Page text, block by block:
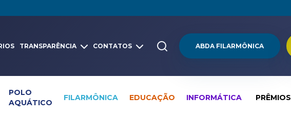
TRANSPARÊNCIA CONTATOS ABDA FILARMÔNICA
POLO
AQUÁTICO
FILARMÔNICA EDUCAÇÃO INFORMÁTICA PRÊMIOS
Pesquisa global Notícias Atletismo